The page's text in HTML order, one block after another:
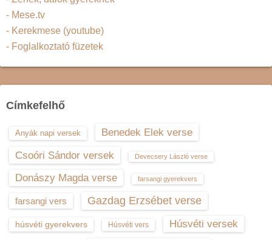
- Mese.tv
- Kerekmese (youtube)
- Foglalkoztató füzetek
Címkefelhő
Anyák napi versek
Benedek Elek verse
Csoóri Sándor versek
Devecsery László verse
Donászy Magda verse farsangi gyerekvers
farsangi vers Gazdag Erzsébet verse
húsvéti gyerekvers Húsvéti vers Húsvéti versek